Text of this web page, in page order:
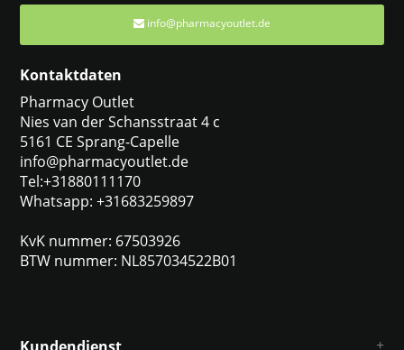
info@pharmacyoutlet.de
Kontaktdaten
Pharmacy Outlet
Nies van der Schansstraat 4 c
5161 CE Sprang-Capelle
info@pharmacyoutlet.de
Tel:+31880111170
Whatsapp: +31683259897
KvK nummer: 67503926
BTW nummer: NL857034522B01